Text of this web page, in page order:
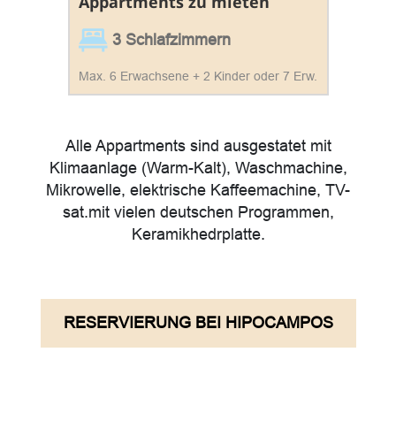
3 Schlafzimmern
Max. 6 Erwachsene + 2 Kinder oder 7 Erw.
Alle Appartments sind ausgestatet mit
Klimaanlage (Warm-Kalt), Waschmachine,
Mikrowelle, elektrische Kaffeemachine, TV-
sat.mit vielen deutschen Programmen,
Keramikhedrplatte.
RESERVIERUNG BEI HIPOCAMPOS